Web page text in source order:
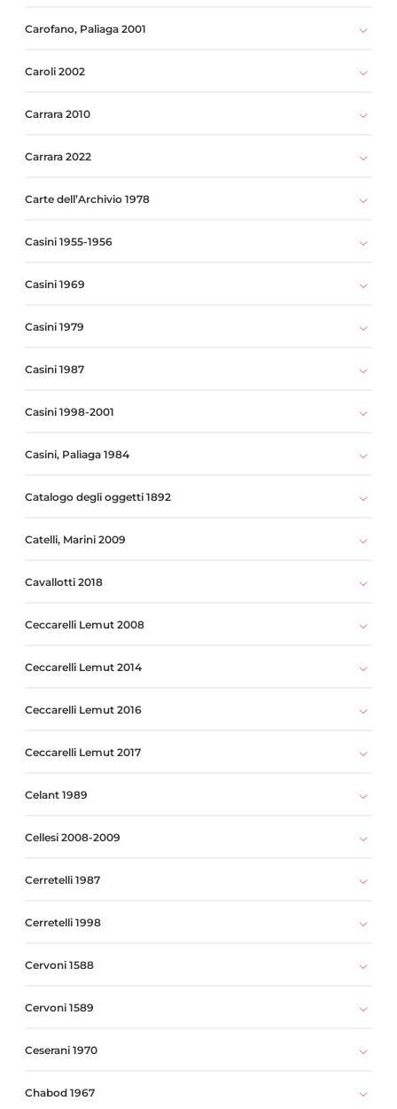
Carofano, Paliaga 2001
Caroli 2002
Carrara 2010
Carrara 2022
Carte dell’Archivio 1978
Casini 1955-1956
Casini 1969
Casini 1979
Casini 1987
Casini 1998-2001
Casini, Paliaga 1984
Catalogo degli oggetti 1892
Catelli, Marini 2009
Cavallotti 2018
Ceccarelli Lemut 2008
Ceccarelli Lemut 2014
Ceccarelli Lemut 2016
Ceccarelli Lemut 2017
Celant 1989
Cellesi 2008-2009
Cerretelli 1987
Cerretelli 1998
Cervoni 1588
Cervoni 1589
Ceserani 1970
Chabod 1967